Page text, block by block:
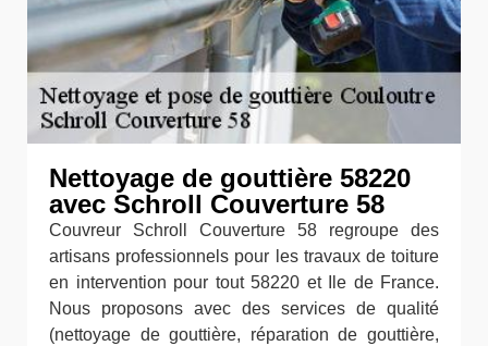
Nettoyage de gouttière 58220
avec Schroll Couverture 58
Couvreur Schroll Couverture 58 regroupe des
artisans professionnels pour les travaux de toiture
en intervention pour tout 58220 et Ile de France.
Nous proposons avec des services de qualité
(nettoyage de gouttière, réparation de gouttière,